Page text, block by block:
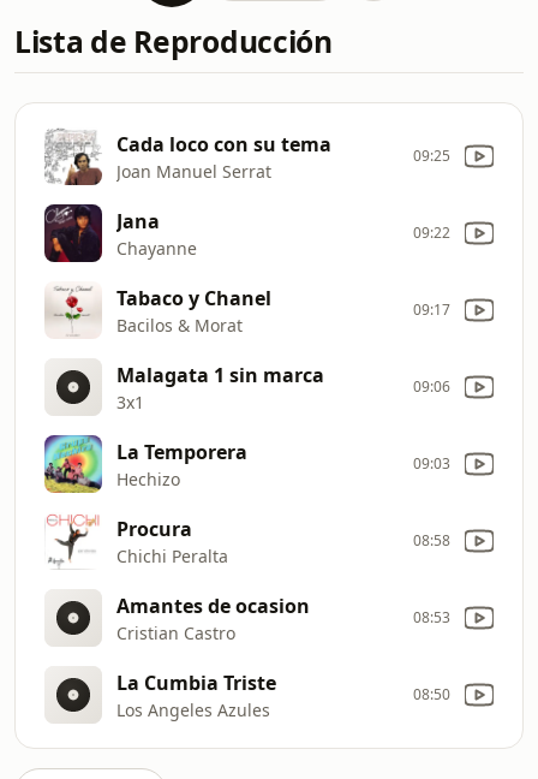
Lista de Reproducción
Cada loco con su tema
Joan Manuel Serrat
09:25
Jana
Chayanne
09:22
Tabaco y Chanel
Bacilos & Morat
09:17
Malagata 1 sin marca
3x1
09:06
La Temporera
Hechizo
09:03
Procura
Chichi Peralta
08:58
Amantes de ocasion
Cristian Castro
08:53
La Cumbia Triste
Los Angeles Azules
08:50